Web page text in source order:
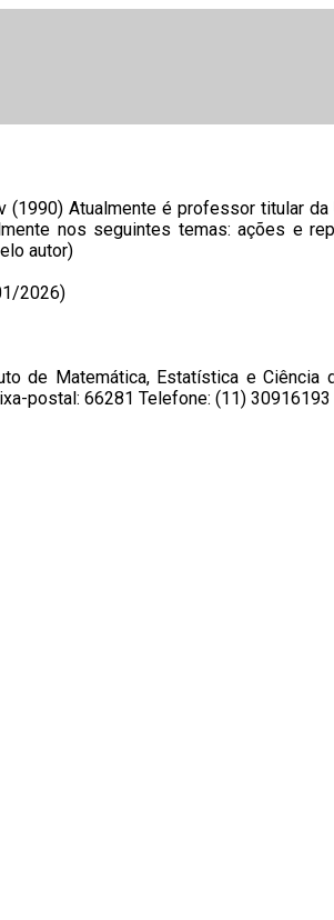
Atualmente é professor titular
nos seguintes temas: ações e
autor)
2026)
de Matemática, Estatística e Ciência
postal: 66281 Telefone: (11)